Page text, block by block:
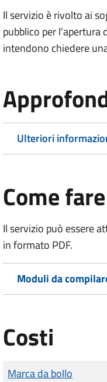
Il servizio è rivolto ai
pubblico per l'apertura
intendono chiedere
Ulteriori
Come fare
Il servizio può essere
in formato PDF.
Moduli da
Costi
Tipo di pagamento
Importo
Marca da bollo